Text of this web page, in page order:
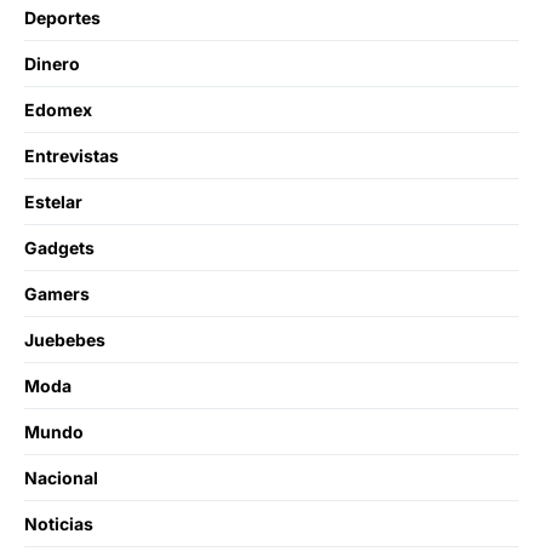
Deportes
Dinero
Edomex
Entrevistas
Estelar
Gadgets
Gamers
Juebebes
Moda
Mundo
Nacional
Noticias